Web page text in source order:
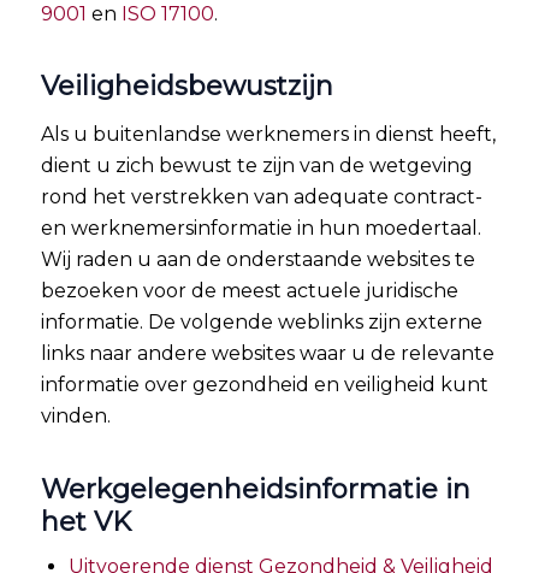
9001 en ISO 17100.
Veiligheidsbewustzijn
Als u buitenlandse werknemers in dienst heeft,
dient u zich bewust te zijn van de wetgeving
rond het verstrekken van adequate contract-
en werknemersinformatie in hun moedertaal.
Wij raden u aan de onderstaande websites te
bezoeken voor de meest actuele juridische
informatie. De volgende weblinks zijn externe
links naar andere websites waar u de relevante
informatie over gezondheid en veiligheid kunt
vinden.
Werkgelegenheidsinformatie in
het VK
Uitvoerende dienst Gezondheid & Veiligheid